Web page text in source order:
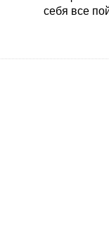
хорошего
себя все